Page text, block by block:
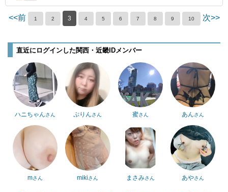
<<前 1 2 3 4 5 6 7 8 9 10 次>>
直近にログインした関西・近畿IDメンバー
ハニちゃんさん ぷりんさん 蜜さん あんさん
mさん mikiさん まさみさん あやさん